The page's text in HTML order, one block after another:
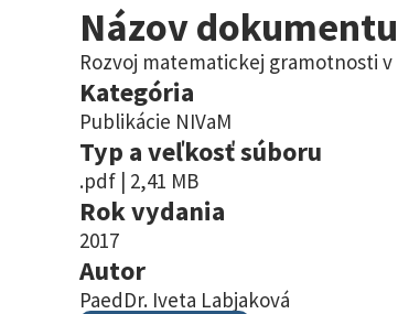
Názov dokumentu
Rozvoj matematickej gramotnosti
Kategória
Publikácie NIVaM
Typ a veľkosť súboru
.pdf | 2,41 MB
Rok vydania
2017
Autor
PaedDr. Iveta Labjaková